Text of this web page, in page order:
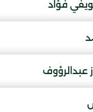
فؤاد